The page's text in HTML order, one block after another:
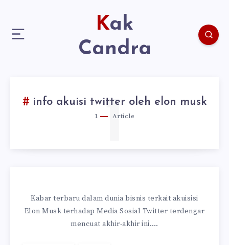
Kak
Candra
info akuisi twitter oleh elon musk
1 Article
1
Kabar terbaru dalam dunia bisnis terkait akuisisi
Elon Musk terhadap Media Sosial Twitter terdengar
mencuat akhir-akhir ini….